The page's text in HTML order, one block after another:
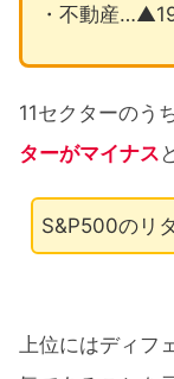
・不動産
11セクターのう
ターがマイナス
S&P500のリ
上位にはディフ